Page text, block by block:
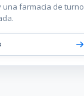
una farmacia de turno